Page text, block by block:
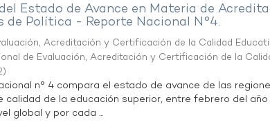
Estado de Avance en Materia de
de Política - Reporte Nacional N°4.
Acreditación y Certificación de la Calidad
de Evaluación, Acreditación y Certificación de la
)
n° 4 compara el estado de avance de las
calidad de la educación superior, entre febrero del año
global y por cada ...